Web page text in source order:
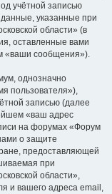
учётной записью
указанные при
области» (в
оставленные вами
«ваши сообщения»).
однозначно
пользователя»),
записью (далее
«ваш адрес
на форумах «Форум
о защите
предоставляющей
при
области»,
и вашего адреса email,